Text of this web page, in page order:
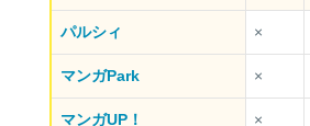
パルシィ ×
マンガPark ×
マンガUP！ ×